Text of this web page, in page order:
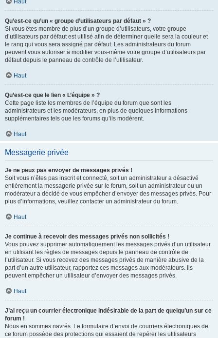
Haut
Qu’est-ce qu’un « groupe d’utilisateurs par défaut » ?
Si vous êtes membre de plus d’un groupe d’utilisateurs, votre groupe
d’utilisateurs par défaut est utilisé afin de déterminer quelle sera la couleur et
le rang qui vous sera assigné par défaut. Les administrateurs du forum
peuvent vous autoriser à modifier vous-même votre groupe d’utilisateurs par
défaut depuis le panneau de contrôle de l’utilisateur.
Haut
Qu’est-ce que le lien « L’équipe » ?
Cette page liste les membres de l’équipe du forum que sont les
administrateurs et les modérateurs, en plus de quelques informations
supplémentaires tels que les forums qu’ils modèrent.
Haut
Messagerie privée
Je ne peux pas envoyer de messages privés !
Soit vous n’êtes pas inscrit et connecté, soit un administrateur a désactivé
entièrement la messagerie privée sur le forum, soit un administrateur ou un
modérateur a décidé de vous empêcher d’envoyer des messages privés. Pour
plus d’informations, veuillez contacter un administrateur du forum.
Haut
Je continue à recevoir des messages privés non sollicités !
Vous pouvez supprimer automatiquement les messages privés d’un utilisateur
en utilisant les règles de messages depuis le panneau de contrôle de
l’utilisateur. Si vous recevez des messages privés de manière abusive de la
part d’un autre utilisateur, rapportez ces messages aux modérateurs. Ils
peuvent empêcher un utilisateur d’envoyer des messages privés.
Haut
J’ai reçu un courrier électronique indésirable de la part de quelqu’un sur ce
forum !
Nous en sommes navrés. Le formulaire d’envoi de courriers électroniques de
ce forum possède des protections qui essaient de repérer les utilisateurs